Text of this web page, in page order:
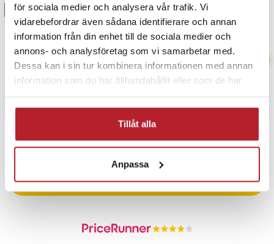
för sociala medier och analysera vår trafik. Vi
vidarebefordrar även sådana identifierare och annan
information från din enhet till de sociala medier och
annons- och analysföretag som vi samarbetar med.
Dessa kan i sin tur kombinera informationen med annan
information som du har tillhandahållit eller som de har
Tillåt alla
Anpassa
BÄSTSÄLJARE
PRISGARANTI
UTFÖRSÄLJNING